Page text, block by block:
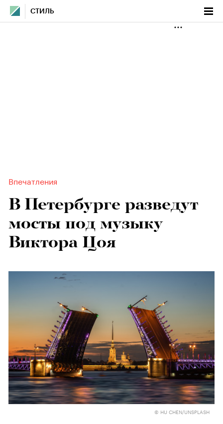
СТИЛЬ
Впечатления
В Петербурге разведут
мосты под музыку
Виктора Цоя
© HU CHEN/UNSPLASH